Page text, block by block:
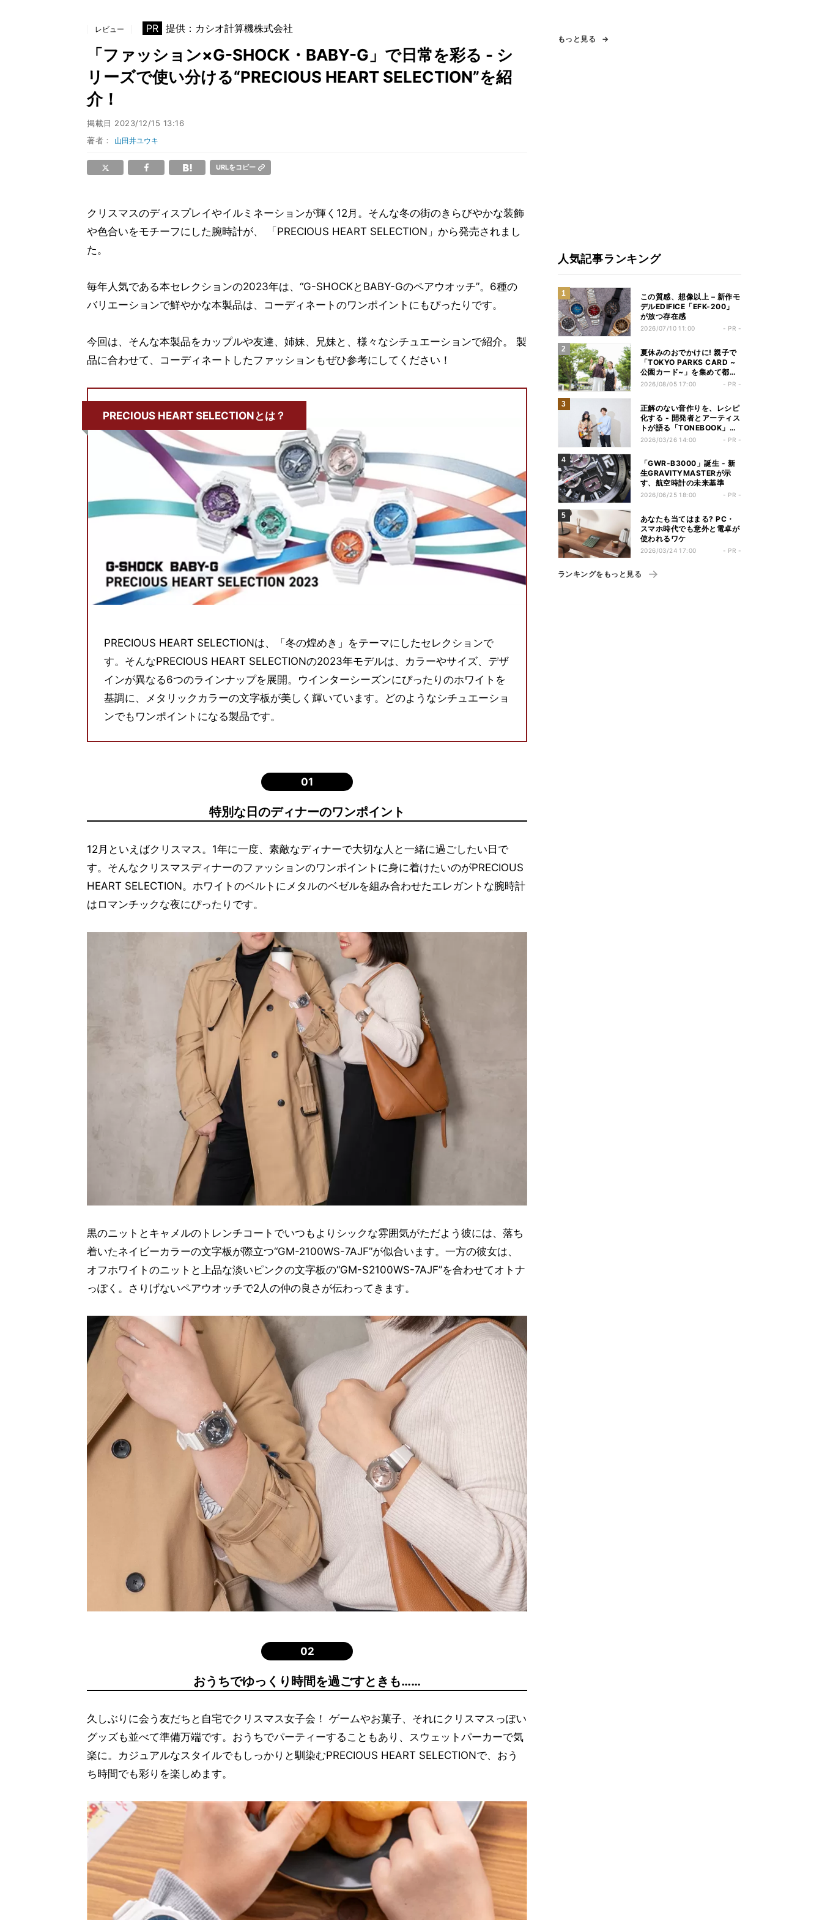
レビュー PR 提供：カシオ計算機株式会社
「ファッション×G-SHOCK・BABY-G」で日常を彩る - シ
リーズで使い分ける“PRECIOUS HEART SELECTION”を紹
介！
掲載日 2023/12/15 13:16
著者： 山田井ユウキ
URLをコピー
クリスマスのディスプレイやイルミネーションが輝く12月。そんな冬の街のきらびやかな装飾
や色合いをモチーフにした腕時計が、 「PRECIOUS HEART SELECTION」から発売されまし
た。
毎年人気である本セレクションの2023年は、“G-SHOCKとBABY-Gのペアウオッチ”。6種の
バリエーションで鮮やかな本製品は、コーディネートのワンポイントにもぴったりです。
今回は、そんな本製品をカップルや友達、姉妹、兄妹と、様々なシチュエーションで紹介。 製
品に合わせて、コーディネートしたファッションもぜひ参考にしてください！
PRECIOUS HEART SELECTIONとは？
PRECIOUS HEART SELECTIONは、「冬の煌めき」をテーマにしたセレクションで
す。そんなPRECIOUS HEART SELECTIONの2023年モデルは、カラーやサイズ、デザ
インが異なる6つのラインナップを展開。ウインターシーズンにぴったりのホワイトを
基調に、メタリックカラーの文字板が美しく輝いています。どのようなシチュエーショ
ンでもワンポイントになる製品です。
01
特別な日のディナーのワンポイント
12月といえばクリスマス。1年に一度、素敵なディナーで大切な人と一緒に過ごしたい日で
す。そんなクリスマスディナーのファッションのワンポイントに身に着けたいのがPRECIOUS
HEART SELECTION。ホワイトのベルトにメタルのベゼルを組み合わせたエレガントな腕時計
はロマンチックな夜にぴったりです。
黒のニットとキャメルのトレンチコートでいつもよりシックな雰囲気がただよう彼には、落ち
着いたネイビーカラーの文字板が際立つ“GM-2100WS-7AJF”が似合います。一方の彼女は、
オフホワイトのニットと上品な淡いピンクの文字板の“GM-S2100WS-7AJF”を合わせてオトナ
っぽく。さりげないペアウオッチで2人の仲の良さが伝わってきます。
02
おうちでゆっくり時間を過ごすときも……
久しぶりに会う友だちと自宅でクリスマス女子会！ ゲームやお菓子、それにクリスマスっぽい
グッズも並べて準備万端です。おうちでパーティーすることもあり、スウェットパーカーで気
楽に。カジュアルなスタイルでもしっかりと馴染むPRECIOUS HEART SELECTIONで、おう
ち時間でも彩りを楽しめます。
もっと見る
人気記事ランキング
この質感、想像以上 – 新作モ
デルEDIFICE「EFK-200」
が放つ存在感
2026/07/10 11:00 - PR -
夏休みのおでかけに! 親子で
「TOKYO PARKS CARD ~
公園カード~」を集めて都立
公園巡りを楽しもう
2026/08/05 17:00 - PR -
正解のない音作りを、レシピ
化する - 開発者とアーティス
トが語る「TONEBOOK」の
魅力
2026/03/26 14:00 - PR -
「GWR-B3000」誕生 - 新
生GRAVITYMASTERが示
す、航空時計の未来基準
2026/06/25 18:00 - PR -
あなたも当てはまる? PC・
スマホ時代でも意外と電卓が
使われるワケ
2026/03/24 17:00 - PR -
ランキングをもっと見る